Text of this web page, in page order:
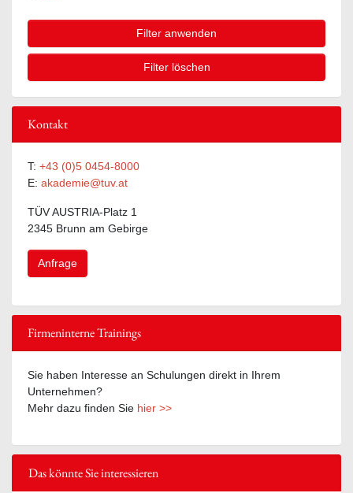
Filter anwenden
Filter löschen
Kontakt
T: +43 (0)5 0454-8000
E: akademie@tuv.at
TÜV AUSTRIA-Platz 1
2345 Brunn am Gebirge
Anfrage
Firmeninterne Trainings
Sie haben Interesse an Schulungen direkt in Ihrem
Unternehmen?
Mehr dazu finden Sie hier >>
Das könnte Sie interessieren